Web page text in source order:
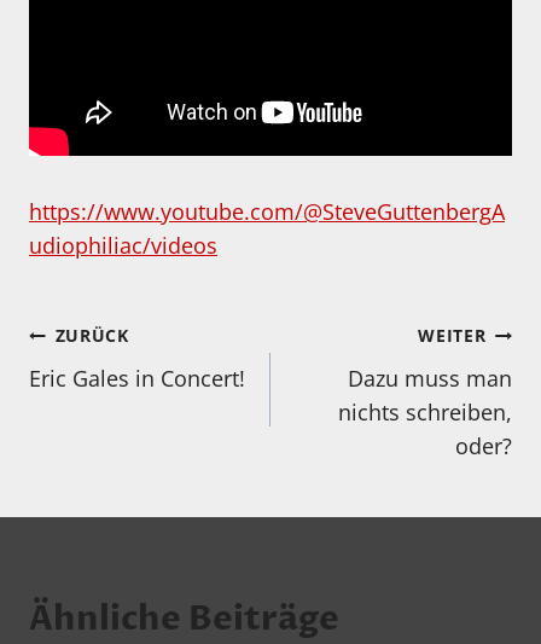
https://www.youtube.com/@SteveGuttenbergA
udiophiliac/videos
Beitragsnavigation
ZURÜCK
Eric Gales in Concert!
WEITER
Dazu muss man
nichts schreiben,
oder?
Ähnliche Beiträge